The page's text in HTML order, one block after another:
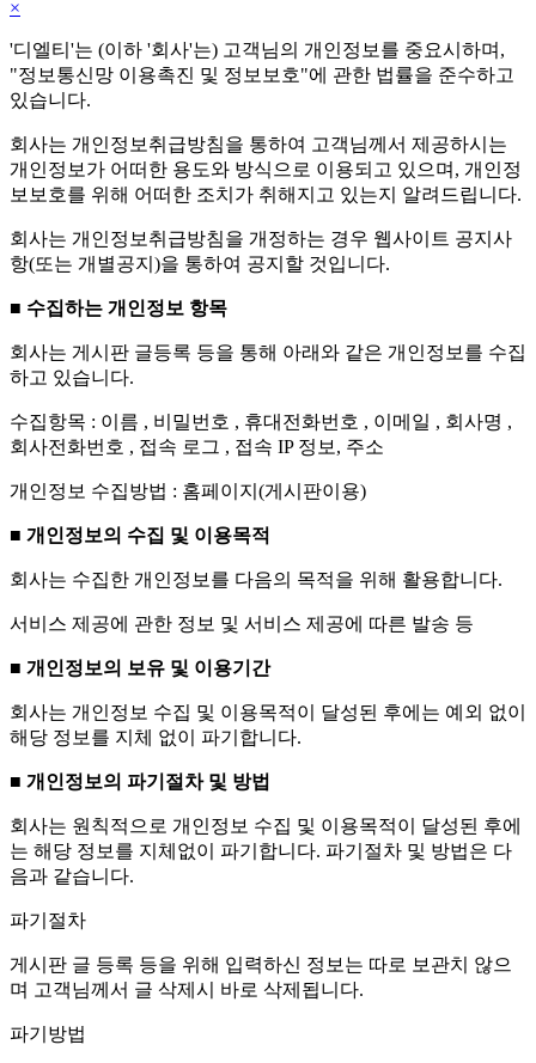
×
'디엘티'는 (이하 '회사'는) 고객님의 개인정보를 중요시하며,
"정보통신망 이용촉진 및 정보보호"에 관한 법률을 준수하고
있습니다.
회사는 개인정보취급방침을 통하여 고객님께서 제공하시는
개인정보가 어떠한 용도와 방식으로 이용되고 있으며, 개인정
보보호를 위해 어떠한 조치가 취해지고 있는지 알려드립니다.
회사는 개인정보취급방침을 개정하는 경우 웹사이트 공지사
항(또는 개별공지)을 통하여 공지할 것입니다.
■ 수집하는 개인정보 항목
회사는 게시판 글등록 등을 통해 아래와 같은 개인정보를 수집
하고 있습니다.
수집항목 : 이름 , 비밀번호 , 휴대전화번호 , 이메일 , 회사명 ,
회사전화번호 , 접속 로그 , 접속 IP 정보, 주소
개인정보 수집방법 : 홈페이지(게시판이용)
■ 개인정보의 수집 및 이용목적
회사는 수집한 개인정보를 다음의 목적을 위해 활용합니다.
서비스 제공에 관한 정보 및 서비스 제공에 따른 발송 등
■ 개인정보의 보유 및 이용기간
회사는 개인정보 수집 및 이용목적이 달성된 후에는 예외 없이
해당 정보를 지체 없이 파기합니다.
■ 개인정보의 파기절차 및 방법
회사는 원칙적으로 개인정보 수집 및 이용목적이 달성된 후에
는 해당 정보를 지체없이 파기합니다. 파기절차 및 방법은 다
음과 같습니다.
파기절차
게시판 글 등록 등을 위해 입력하신 정보는 따로 보관치 않으
며 고객님께서 글 삭제시 바로 삭제됩니다.
파기방법